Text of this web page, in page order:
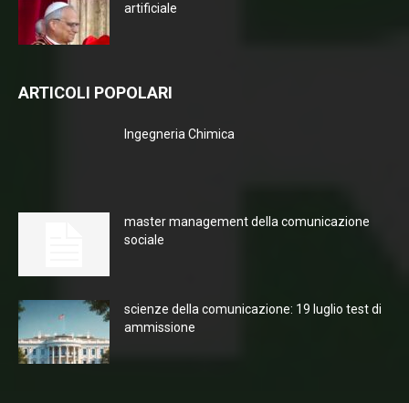
artificiale
ARTICOLI POPOLARI
Ingegneria Chimica
master management della comunicazione
sociale
scienze della comunicazione: 19 luglio test di
ammissione